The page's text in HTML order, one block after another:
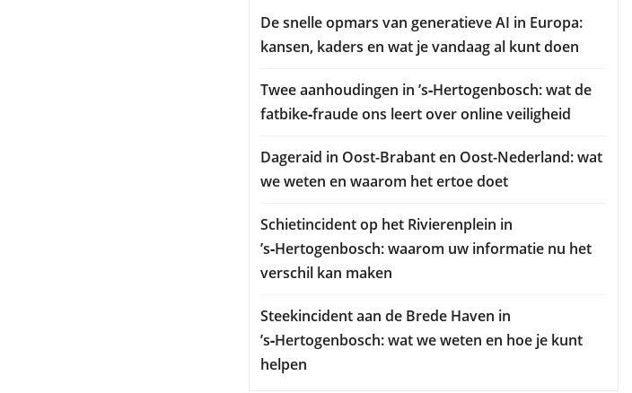
De snelle opmars van generatieve AI in Europa:
kansen, kaders en wat je vandaag al kunt doen
Twee aanhoudingen in ’s‑Hertogenbosch: wat de
fatbike‑fraude ons leert over online veiligheid
Dageraid in Oost-Brabant en Oost-Nederland: wat
we weten en waarom het ertoe doet
Schietincident op het Rivierenplein in
’s‑Hertogenbosch: waarom uw informatie nu het
verschil kan maken
Steekincident aan de Brede Haven in
’s‑Hertogenbosch: wat we weten en hoe je kunt
helpen